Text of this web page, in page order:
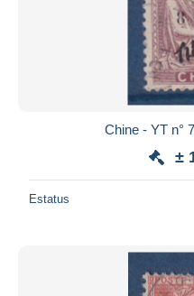
Chine - YT n°
±
Estatus